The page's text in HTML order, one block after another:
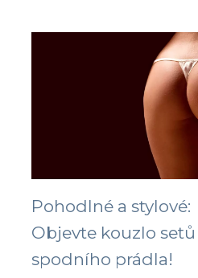
Pohodlné a stylové:
Objevte kouzlo setů
spodního prádla!